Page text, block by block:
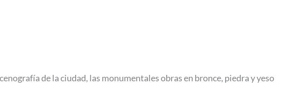
de la ciudad, las monumentales obras en bronce, piedra y yeso